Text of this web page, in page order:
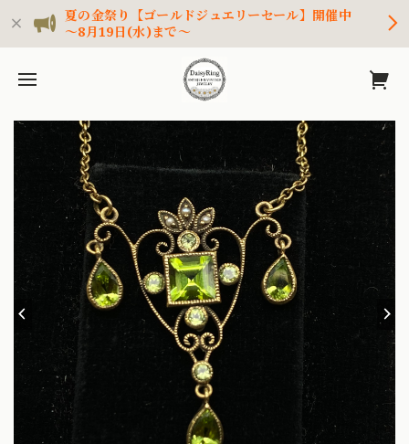
夏の金祭り【ゴールドジュエリーセール】開催中
～8月19日(水)まで～